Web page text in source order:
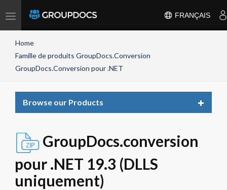
Toggle
FRANÇAIS
Home
Famille de produits GroupDocs.Conversion
GroupDocs.Conversion pour .NET
Browse our Products
Toggle
GroupDocs.conversion
pour .NET 19.3 (DLLS
uniquement)